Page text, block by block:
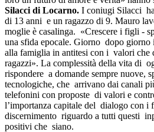
Silacci di Locarno. I coniugi Silacci
di 13 anni e un ragazzo di 9. Mauro
moglie è casalinga. «Crescere i figli -
una sfida epocale. Giorno dopo
alla famiglia in antitesi con i valori che
ragazzi». La complessità della vita di
rispondere a domande sempre nuove,
tecnologiche, che arrivano dai canali
telefonini con proposte di valori e
l’importanza capitale del dialogo con i
discernimento riguardo a tutti questi
positivi che siano.